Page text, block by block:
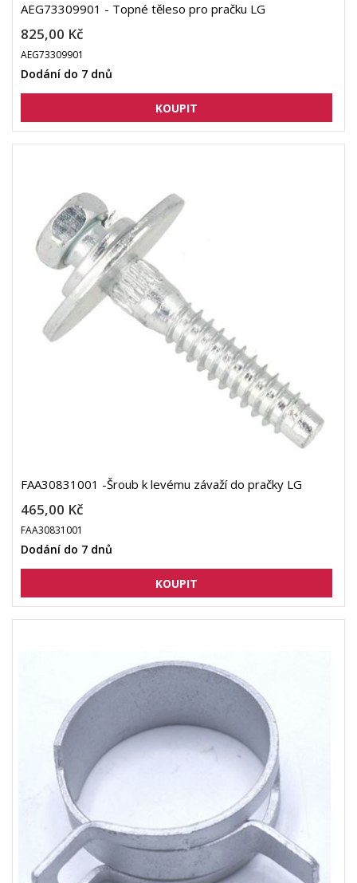
AEG73309901 - Topné těleso pro pračku LG
825,00 Kč
AEG73309901
Dodání do 7 dnů
FAA30831001 -Šroub k levému závaží do pračky LG
465,00 Kč
FAA30831001
Dodání do 7 dnů